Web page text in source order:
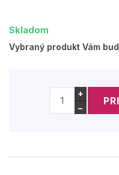
Skladom
Vybraný produkt Vám
+
−